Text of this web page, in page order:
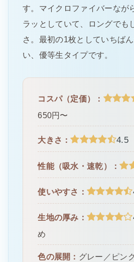
す。マイクロファイバーなが
ラッとしていて、ロングでも
さ。最初の1枚としていちば
い、優等生タイプです。
コスパ（定価）：
650円〜
大きさ： 4.5
性能（吸水・速乾）：
使いやすさ：
生地の厚み：
め
色の展開： グレー／ピン